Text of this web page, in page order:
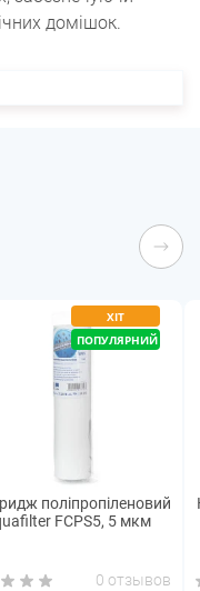
домішок.
ХІТ
ПОПУЛЯРНИЙ
поліпропіленовий
FCPS5, 5 мкм
0 отзывов